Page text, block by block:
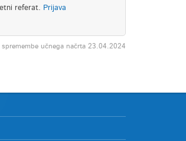
referat. Prijava
spremembe učnega načrta 23.04.2024